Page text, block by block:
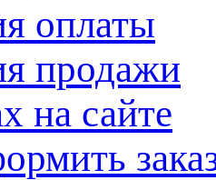
оплаты
продажи
на сайте